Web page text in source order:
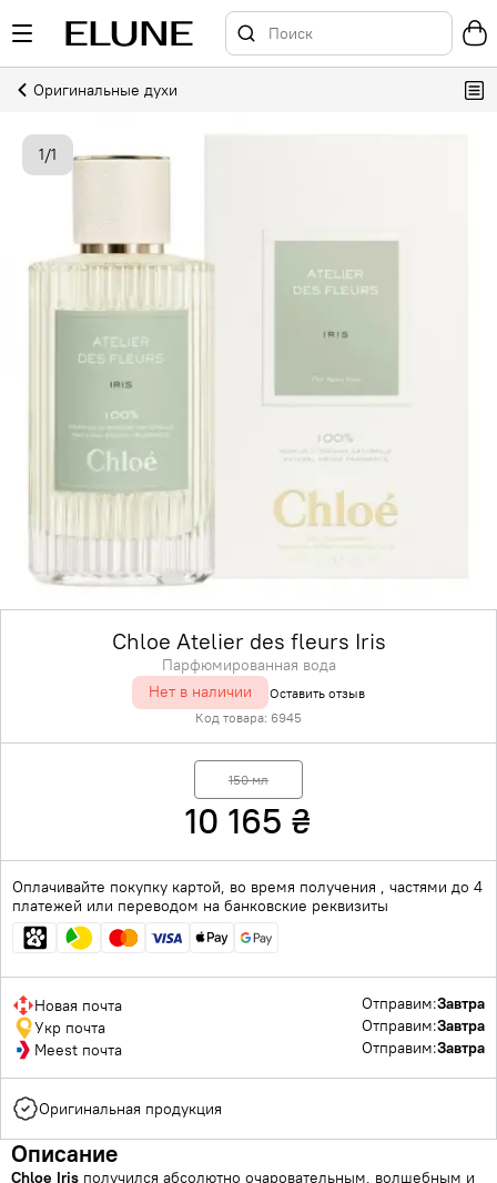
Оригинальные духи
1/1
Chloe Atelier des fleurs Iris
Парфюмированная вода
Нет в наличии
Оставить отзыв
Код товара: 6945
150 мл
10 165 ₴
Оплачивайте покупку картой, во время получения , частями до 4
платежей или переводом на банковские реквизиты
Новая почта Отправим:Завтра
Укр почта
Отправим:Завтра
Meest почта
Отправим:Завтра
Оригинальная продукция
Описание
Chloe Iris получился абсолютно очаровательным, волшебным и